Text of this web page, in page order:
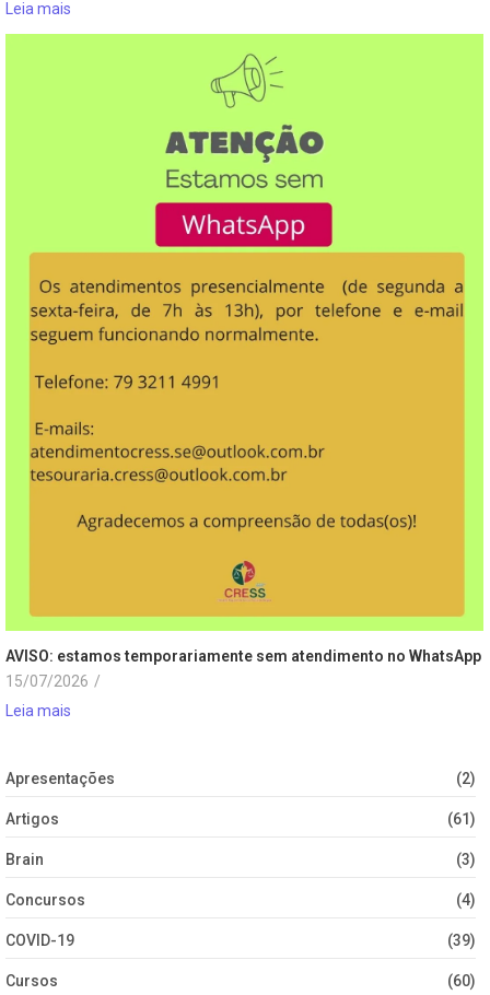
Leia mais
AVISO: estamos temporariamente sem atendimento no WhatsApp
15/07/2026 /
Leia mais
Apresentações (2)
Artigos (61)
Brain (3)
Concursos (4)
COVID-19 (39)
Cursos (60)